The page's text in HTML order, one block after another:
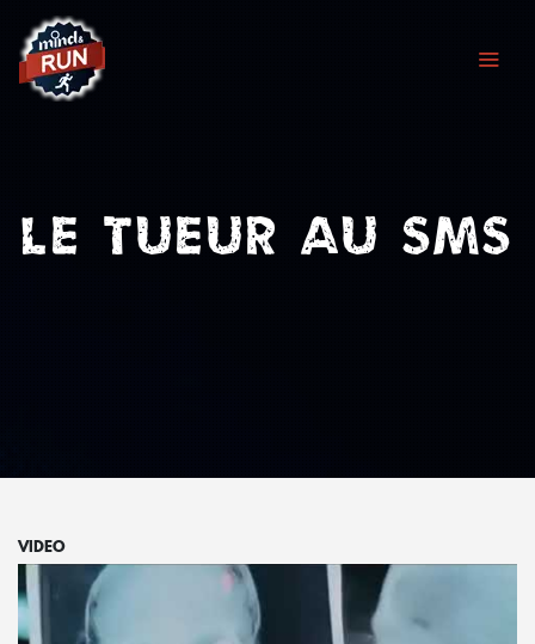
Le tueur au SMS
VIDEO
Chers joueurs, Nous sommes temporairement
fermés suite à un dégât des eaux ayant touché
l'ensemble de notre établissement.
Les travaux avancent et nous vous retrouverons